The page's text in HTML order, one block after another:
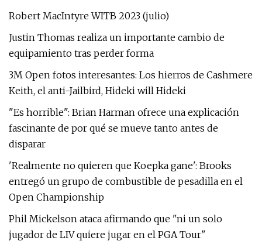
Robert MacIntyre WITB 2023 (julio)
Justin Thomas realiza un importante cambio de
equipamiento tras perder forma
3M Open fotos interesantes: Los hierros de Cashmere
Keith, el anti-Jailbird, Hideki will Hideki
"Es horrible": Brian Harman ofrece una explicación
fascinante de por qué se mueve tanto antes de
disparar
'Realmente no quieren que Koepka gane': Brooks
entregó un grupo de combustible de pesadilla en el
Open Championship
Phil Mickelson ataca afirmando que "ni un solo
jugador de LIV quiere jugar en el PGA Tour"